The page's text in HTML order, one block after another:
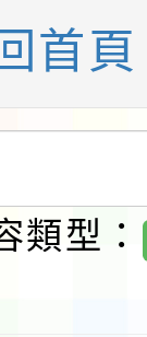
觀特色
」
海豚
課程
年度
首頁
型：